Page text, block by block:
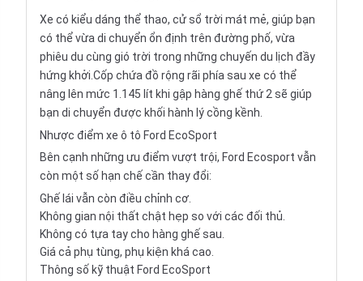
Xe có kiểu dáng thể thao, cử sổ trời mát mẻ, giúp bạn
có thể vừa di chuyển ổn định trên đường phố, vừa
phiêu du cùng gió trời trong những chuyến du lịch đầy
hứng khởi.Cốp chứa đồ rộng rãi phía sau xe có thể
nâng lên mức 1.145 lít khi gập hàng ghế thứ 2 sẽ giúp
bạn di chuyển được khối hành lý cồng kềnh.
Nhược điểm xe ô tô Ford EcoSport
Bên cạnh những ưu điểm vượt trội, Ford Ecosport vẫn
còn một số hạn chế cần thay đổi:
Ghế lái vẫn còn điều chỉnh cơ.
Không gian nội thất chật hẹp so với các đối thủ.
Không có tựa tay cho hàng ghế sau.
Giá cả phụ tùng, phụ kiện khá cao.
Thông số kỹ thuật Ford EcoSport